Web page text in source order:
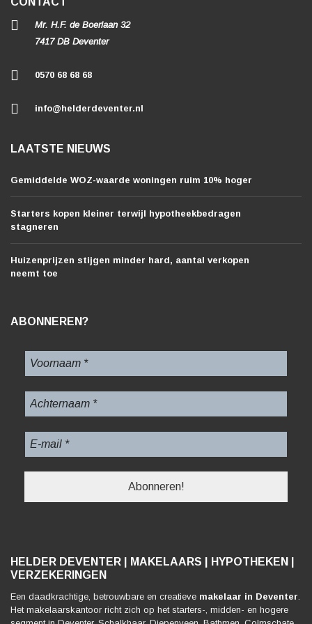
Mr. H.F. de Boerlaan 32
7417 DB Deventer
0570 68 68 68
info@helderdeventer.nl
LAATSTE NIEUWS
Gemiddelde WOZ-waarde woningen ruim 10% hoger
Starters kopen kleiner terwijl hypotheekbedragen
stagneren
Huizenprijzen stijgen minder hard, aantal verkopen
neemt toe
ABONNEREN?
HELDER DEVENTER | MAKELAARS | HYPOTHEKEN |
VERZEKERINGEN
Een daadkrachtige, betrouwbare en creatieve makelaar in Deventer.
Het makelaarskantoor richt zich op het starters-, midden- en hogere